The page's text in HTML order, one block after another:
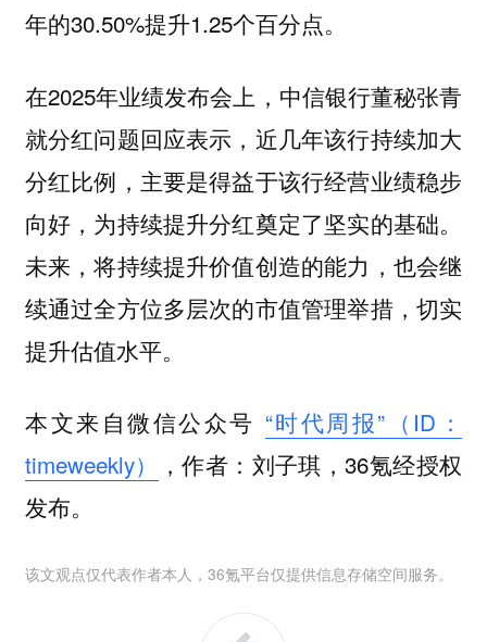
年的30.50%提升1.25个百分点。
在2025年业绩发布会上，中信银行董秘张青
就分红问题回应表示，近几年该行持续加大
分红比例，主要是得益于该行经营业绩稳步
向好，为持续提升分红奠定了坚实的基础。
未来，将持续提升价值创造的能力，也会继
续通过全方位多层次的市值管理举措，切实
提升估值水平。
本文来自微信公众号 “时代周报”（ID：
timeweekly）
，作者：刘子琪，36氪经授权
发布。
该文观点仅代表作者本人，36氪平台仅提供信息存储空间服务。